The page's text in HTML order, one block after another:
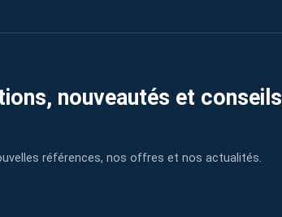
nouveautés et conseils
références, nos offres et nos actualités.